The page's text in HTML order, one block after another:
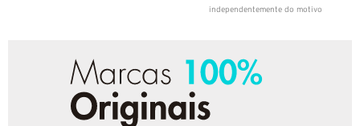
independentemente do motivo